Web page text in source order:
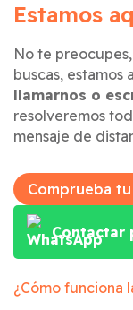
Estamos
No te
buscas, estamos
llamarnos o
resolveremos
mensaje de
Comprueba
Contactar
¿Cómo funciona